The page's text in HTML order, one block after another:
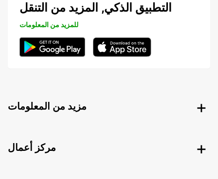
التطبيق الذكي, المزيد من التنقل
للمزيد من المعلومات
مزيد من المعلومات
مركز أعمال